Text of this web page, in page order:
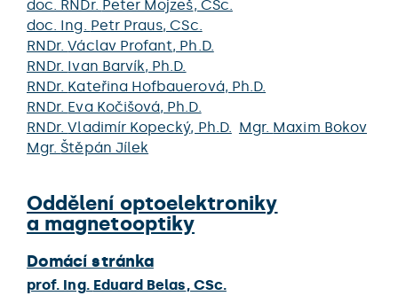
doc. RNDr. Peter Mojzeš, CSc.
doc. Ing. Petr Praus, CSc.
RNDr.Václav Profant, Ph.D.
RNDr. Ivan Barvík, Ph.D.
RNDr. Kateřina Hofbauerová, Ph.D.
RNDr. Eva Kočišová, Ph.D.
RNDr.Vladimír Kopecký, Ph.D. Mgr. Maxim Bokov
Mgr.Štěpán Jílek
Oddělení optoelektroniky
a magnetooptiky
Domácí stránka
prof. Ing. Eduard Belas, CSc.